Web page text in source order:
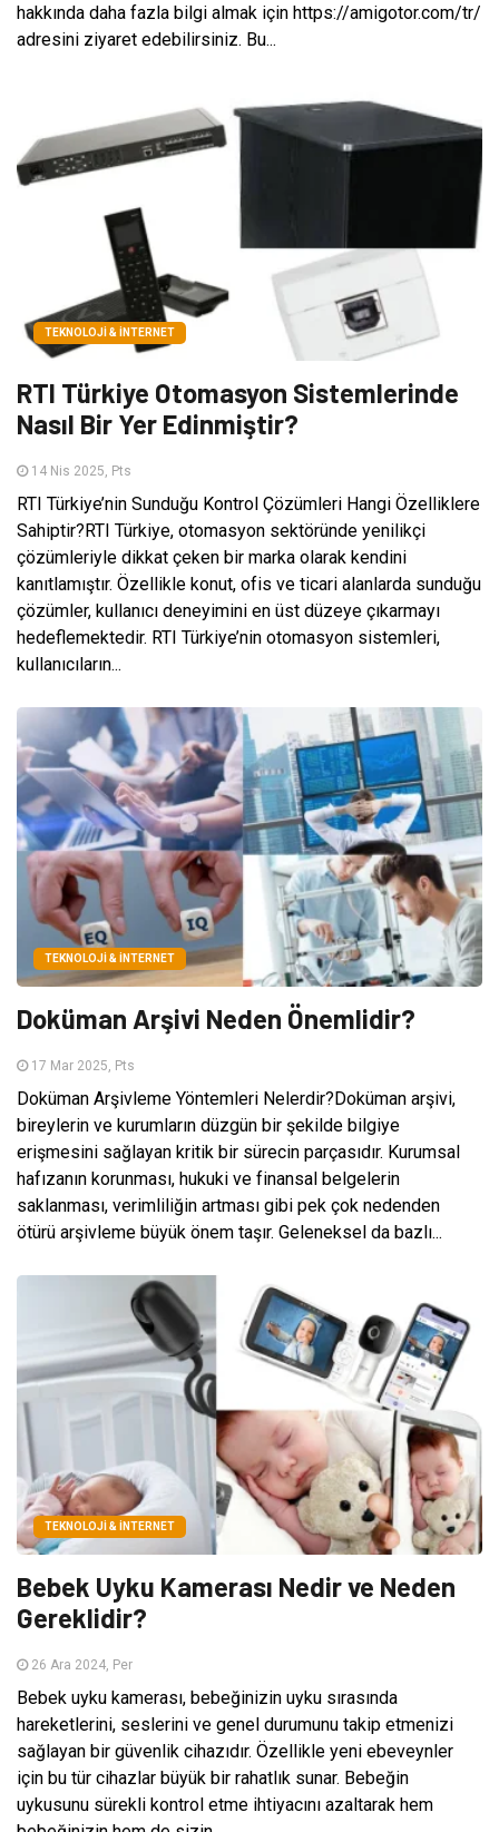
hakkında daha fazla bilgi almak için https://amigotor.com/tr/
adresini ziyaret edebilirsiniz. Bu...
TEKNOLOJI & İNTERNET
RTI Türkiye Otomasyon Sistemlerinde
Nasıl Bir Yer Edinmiştir?
14 Nis 2025, Pts
RTI Türkiye’nin Sunduğu Kontrol Çözümleri Hangi Özelliklere
Sahiptir?RTI Türkiye, otomasyon sektöründe yenilikçi
çözümleriyle dikkat çeken bir marka olarak kendini
kanıtlamıştır. Özellikle konut, ofis ve ticari alanlarda sunduğu
çözümler, kullanıcı deneyimini en üst düzeye çıkarmayı
hedeflemektedir. RTI Türkiye’nin otomasyon sistemleri,
kullanıcıların...
TEKNOLOJI & İNTERNET
Doküman Arşivi Neden Önemlidir?
17 Mar 2025, Pts
Doküman Arşivleme Yöntemleri Nelerdir?Doküman arşivi,
bireylerin ve kurumların düzgün bir şekilde bilgiye
erişmesini sağlayan kritik bir sürecin parçasıdır. Kurumsal
hafızanın korunması, hukuki ve finansal belgelerin
saklanması, verimliliğin artması gibi pek çok nedenden
ötürü arşivleme büyük önem taşır. Geleneksel da bazlı...
TEKNOLOJI & İNTERNET
Bebek Uyku Kamerası Nedir ve Neden
Gereklidir?
26 Ara 2024, Per
Bebek uyku kamerası, bebeğinizin uyku sırasında
hareketlerini, seslerini ve genel durumunu takip etmenizi
sağlayan bir güvenlik cihazıdır. Özellikle yeni ebeveynler
için bu tür cihazlar büyük bir rahatlık sunar. Bebeğin
uykusunu sürekli kontrol etme ihtiyacını azaltarak hem